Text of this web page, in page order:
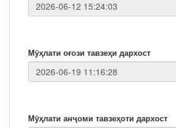
Мӯҳлати оғози тавзеҳи дархост
Мӯҳлати анҷоми тавзеҳоти дархост